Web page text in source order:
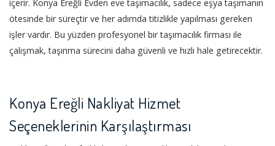
içerir. Konya Ereğli Evden eve taşımacılık, sadece eşya taşımanın
ötesinde bir süreçtir ve her adımda titizlikle yapılması gereken
işler vardır. Bu yüzden profesyonel bir taşımacılık firması ile
çalışmak, taşınma sürecini daha güvenli ve hızlı hale getirecektir.
Konya Ereğli Nakliyat Hizmet
Seçeneklerinin Karşılaştırması